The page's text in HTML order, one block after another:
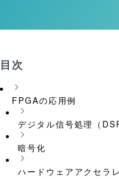
FPGAとは、Field-
することで、さまざ
配列で構成されてお
ように設定すること
ピッドプロトタイピ
FPGAをイメージし
目次
FPGAの応用例
デジタル信号処理（
暗号化
ハードウェアアクセラ